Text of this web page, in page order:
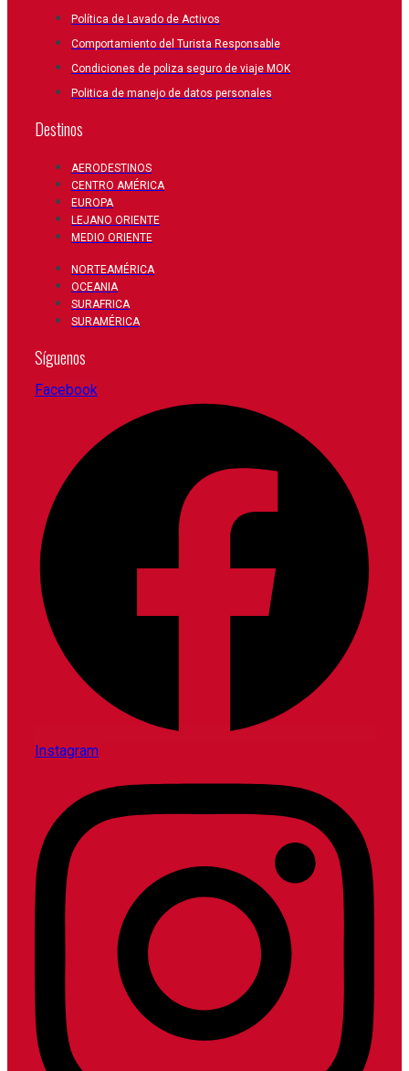
Política de Lavado de Activos
Comportamiento del Turista Responsable
Condiciones de poliza seguro de viaje MOK
Politica de manejo de datos personales
Destinos
AERODESTINOS
CENTRO AMÉRICA
EUROPA
LEJANO ORIENTE
MEDIO ORIENTE
NORTEAMÉRICA
OCEANIA
SURAFRICA
SURAMÉRICA
Síguenos
Facebook
Instagram